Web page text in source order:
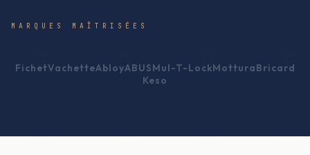
MARQUES MAÎTRISÉES
FichetVachetteAbloyABUSMul-T-LockMotturaBricard
Keso